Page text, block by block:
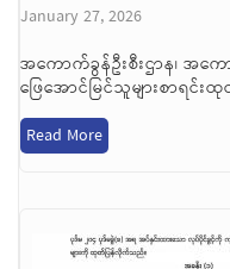
January 27, 2026
အကောက်ခွန်ဦးစီးဌာန၊ အက
ဖြေအောင်မြင်သူများစာရင်းထု
Read More